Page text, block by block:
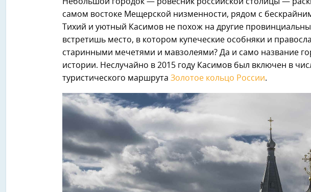
самом востоке Мещерской низменности, рядом с
Тихий и уютный Касимов не похож на другие
встретишь место, в котором купеческие особняки и
старинными мечетями и мавзолеями? Да и само название
истории. Неслучайно в 2015 году Касимов был включен в
туристического маршрута Золотое кольцо России.